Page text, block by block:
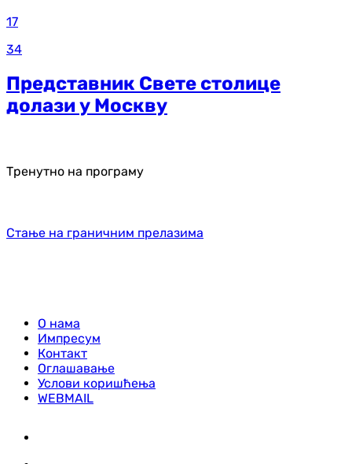
17
34
Представник Свете столице
долази у Москву
Тренутно на програму
Стање на граничним прелазима
О нама
Импресум
Контакт
Оглашавање
Услови коришћења
WEBMAIL